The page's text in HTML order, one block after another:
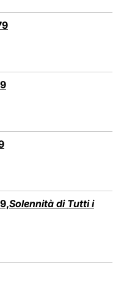
Solennità di Tutti i